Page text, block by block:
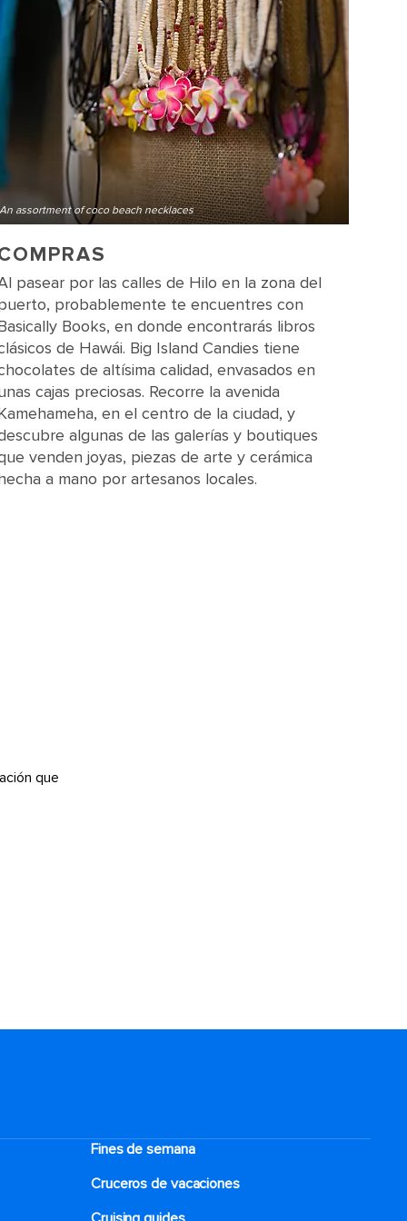
An assortment of coco beach necklaces
pasear por las calles de Hilo en la zona del
probablemente te encuentres con
Books, en donde encontrarás libros
de Hawái. Big Island Candies tiene
de altísima calidad, envasados en
cajas preciosas. Recorre la avenida
en el centro de la ciudad, y
algunas de las galerías y boutiques
venden joyas, piezas de arte y cerámica
a mano por artesanos locales.
que
Fines de semana
Cruceros de vacaciones